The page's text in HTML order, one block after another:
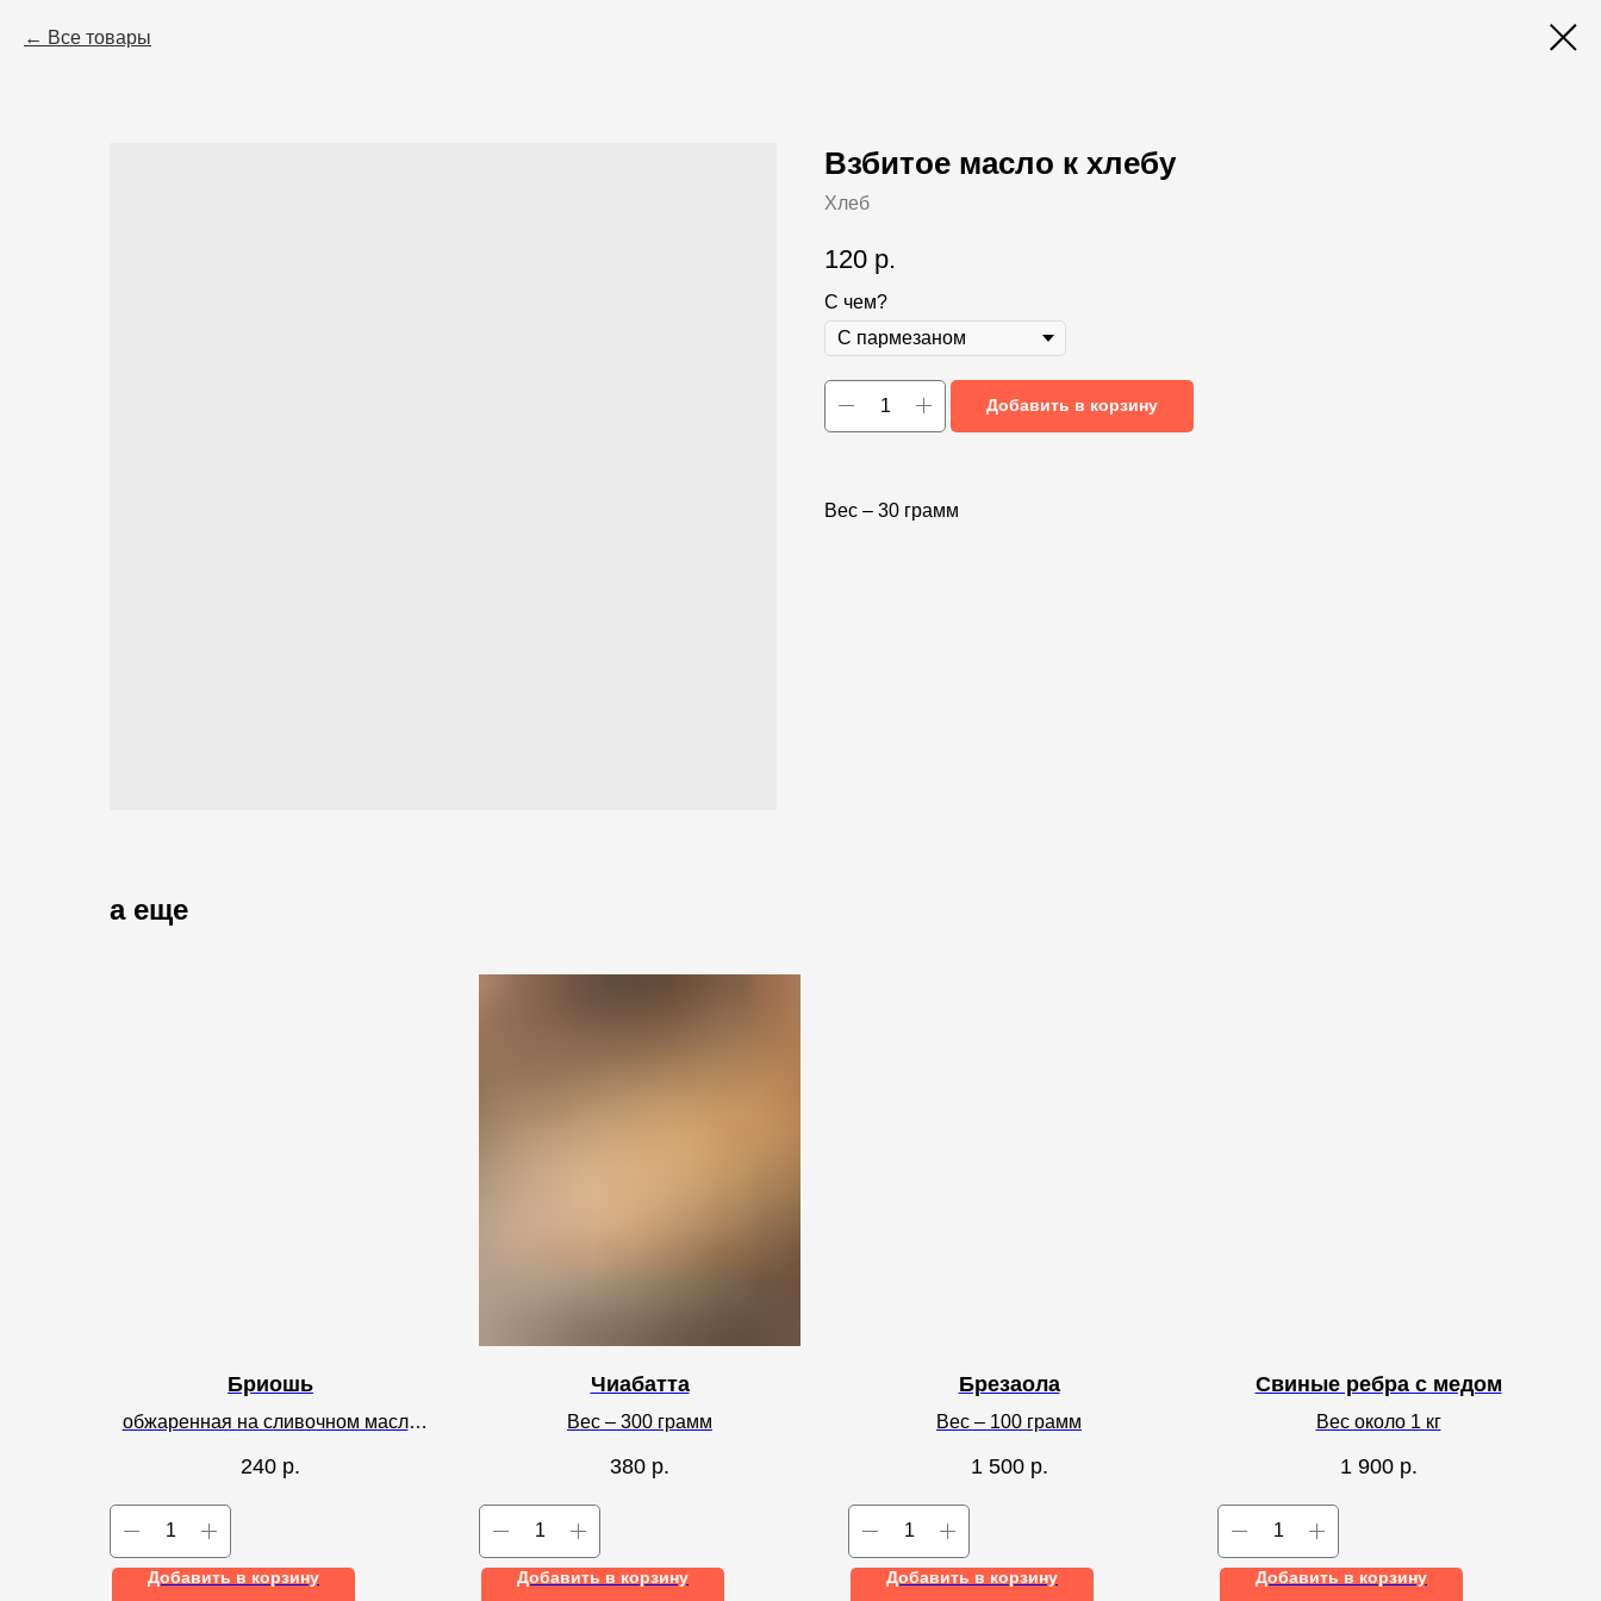
Все товары
Взбитое масло к хлебу
Хлеб
120 р.
С чем?
Добавить в корзину
Вес – 30 грамм
а еще
Бриошь
обжаренная на сливочном масле
240 р.
Добавить в корзину
Чиабатта
Вес – 300 грамм
380 р.
Добавить в корзину
Брезаола
Вес – 100 грамм
1 500 р.
Добавить в корзину
Свиные ребра с медом
Вес около 1 кг
1 900 р.
Добавить в корзину